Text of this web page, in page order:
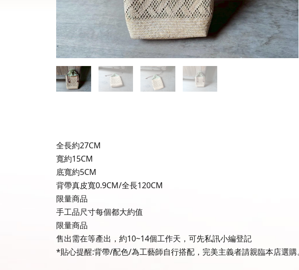
全長約27CM
寬約15CM
底寬約5CM
背帶真皮寬0.9CM/全長120CM
限量商品
手工品尺寸每個都大約值
限量商品
售出需在等產出，約10~14個工作天，可先私訊小編登記
*貼心提醒:背帶/配色/為工藝師自行搭配，完美主義者請親臨本店選購。